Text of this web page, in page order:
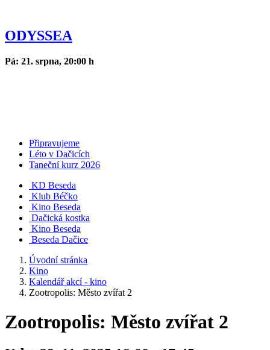
ODYSSEA
Pá: 21. srpna, 20:00 h
Připravujeme
Léto v Dačicích
Taneční kurz 2026
KD Beseda
Klub Béčko
Kino Beseda
Dačická kostka
Kino Beseda
Beseda Dačice
Úvodní stránka
Kino
Kalendář akcí - kino
Zootropolis: Město zvířat 2
Zootropolis: Město zvířat 2